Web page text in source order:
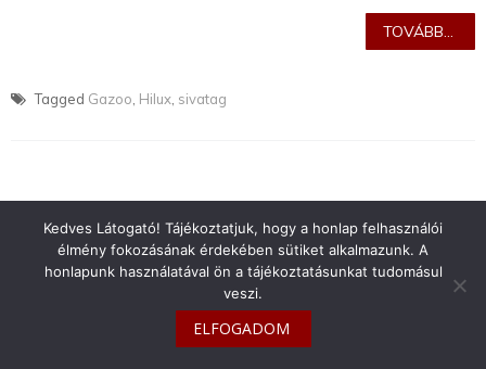
TOVÁBB...
Tagged Gazoo Hilux sivatag
info@toyotaclub.hu
Copyright © 2026Toyota Klub Magyarország
Kedves Látogató! Tájékoztatjuk, hogy a honlap felhasználói
élmény fokozásának érdekében sütiket alkalmazunk. A
honlapunk használatával ön a tájékoztatásunkat tudomásul
veszi.
ELFOGADOM